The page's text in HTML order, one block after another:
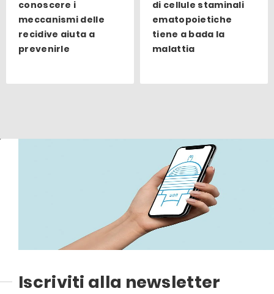
conoscere i
meccanismi delle
recidive aiuta a
prevenirle
di cellule staminali
ematopoietiche
tiene a bada la
malattia
Iscriviti alla newsletter